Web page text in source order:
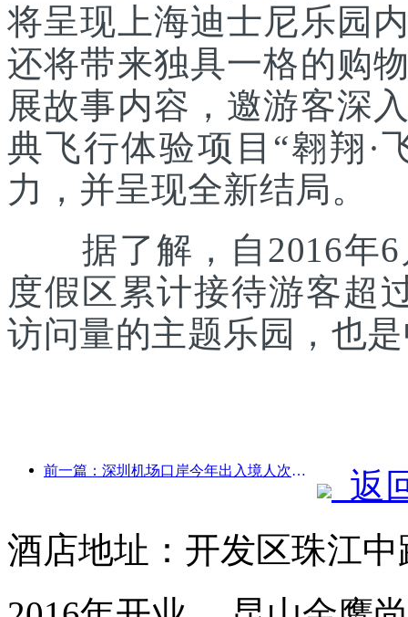
将呈现上海迪士尼乐园
还将带来独具一格的购
展故事内容，邀游客深
典飞行体验项目“翱翔·
力，并呈现全新结局。
据了解，自2016年6
度假区累计接待游客超
访问量的主题乐园，也
前一篇：深圳机场口岸今年出入境人次突破300万，创历史同期新高
返
酒店地址：开发区珠江